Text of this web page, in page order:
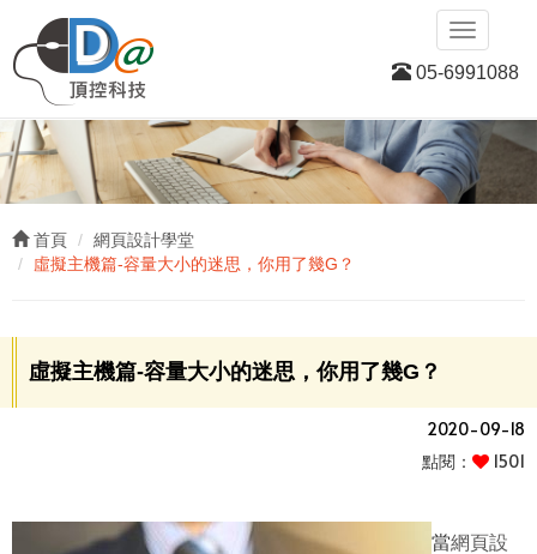
Toggle
D
05-6991088
首頁
網頁設計學堂
虛擬主機篇-容量大小的迷思，你用了幾G？
虛擬主機篇-容量大小的迷思，你用了幾G？
2020-09-18
點閱：
1501
當網頁設